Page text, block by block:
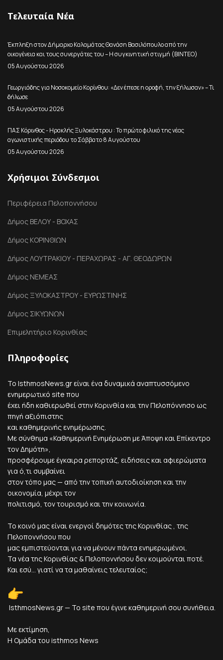
Τελευταία Νέα
Έκπληξη στον Δήμαρχο Καλαμάτας Θανάση Βασιλόπουλο από την
οικογένεια και τους συνεργάτες του – Η συγκινητική στιγμή (ΒΙΝΤΕΟ)
05 Αυγούστου 2026
Γεωργιάδης για Νοσοκομείο Κορίνθου: «Δεν έπεσε η οροφή, την ξήλωσαν» – Τι
δήλωσε
05 Αυγούστου 2026
ΠΑΣ Κόρινθος - Ηρακλής Ξυλοκάστρου : Το πρώτο φιλικό της νέας
αγωνιστικής περιόδου το Σάββατο 8 Αυγούστου
05 Αυγούστου 2026
Χρήσιμοι Σύνδεσμοι
Περιφέρεια Πελοποννήσου
Δήμος ΒΕΛΟΥ - ΒΟΧΑΣ
Δήμος ΚΟΡΙΝΘΙΩΝ
Δήμος ΛΟΥΤΡΑΚΙΟΥ - ΠΕΡΑΧΩΡΑΣ - ΑΓ. ΘΕΟΔΩΡΩΝ
Δήμος ΝΕΜΕΑΣ
Δήμος ΞΥΛΟΚΑΣΤΡΟΥ - ΕΥΡΩΣΤΙΝΗΣ
Δήμος ΣΙΚΥΩΝΩΝ
Επιμελητήριο Κορινθίας
Πληροφορίες
Το IsthmosNews.gr είναι ένα δυναμικά αναπτυσσόμενο
ενημερωτικό site που
έχει ήδη καθιερωθεί στην Κορινθία και την Πελοπόννησο ως
πηγή αξιόπιστης
και καθημερινής ενημέρωσης.
Με σύνθημα «Καθημερινή Ενημέρωση με Άποψη και Επίκεντρο
τον Δημότη»,
προσφέρουμε έγκαιρα ρεπορτάζ, ειδήσεις και αφιερώματα
για ό,τι συμβαίνει
στον τόπο μας — από την τοπική αυτοδιοίκηση και την
οικονομία, μέχρι τον
πολιτισμό, τον τουρισμό και την κοινωνία.
Το κοινό μας είναι ενεργοί δημότες της Κορινθίας , της
Πελοποννήσου που
μας εμπιστεύονται για να μένουν πάντα ενημερωμένοι.
Τα νέα της Κορινθίας & Πελοποννήσου δεν κοιμούνται ποτέ.
Και εσύ... γιατί να τα μαθαίνεις τελευταίος;
IsthmosNews.gr — Το site που έγινε καθημερινή σου συνήθεια.
Με εκτίμηση,
Η Ομάδα του isthmos News